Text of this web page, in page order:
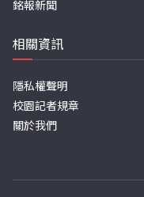
銘報新聞
相關資訊
隱私權聲明
校園記者規章
關於我們